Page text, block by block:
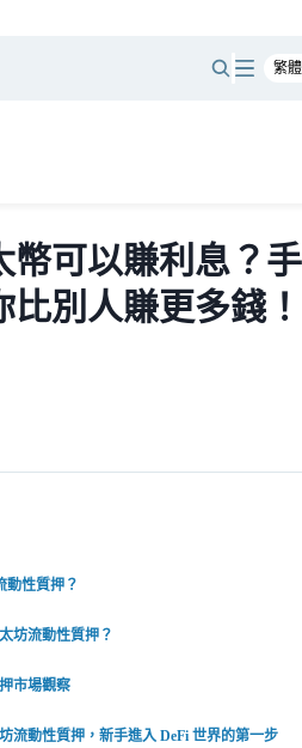
幣可以賺利息？手
別人賺更多錢！
動性質押？
坊流動性質押？
市場觀察
流動性質押，新手進入 DeFi 世界的第一步